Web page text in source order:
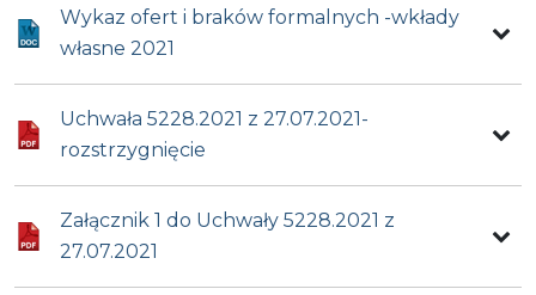
Wykaz ofert i braków formalnych -wkłady
własne 2021
Uchwała 5228.2021 z 27.07.2021-
rozstrzygnięcie
Załącznik 1 do Uchwały 5228.2021 z
27.07.2021